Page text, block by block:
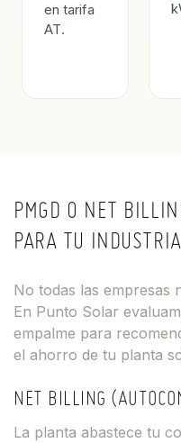
en tarifa
AT.
PMGD O NET
PARA TU INDUSTRIA
No todas las empresas
En Punto Solar
empalme para
el ahorro de tu planta
NET BILLING
La planta abastece tu